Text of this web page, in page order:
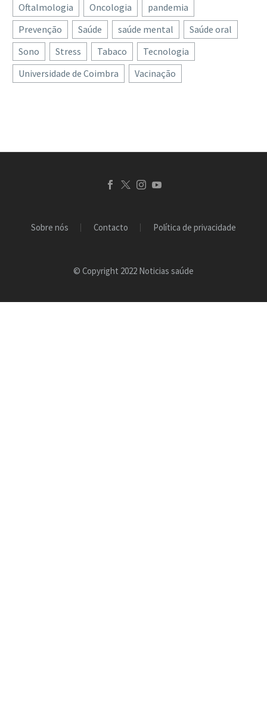
Oftalmologia
Oncologia
pandemia
Prevenção
Saúde saúde mental
Saúde oral
Sono
Stress Tabaco
Tecnologia
Universidade de Coimbra
Vacinação
Sobre nós Contacto Política de privacidade
© Copyright 2022 Noticias saúde